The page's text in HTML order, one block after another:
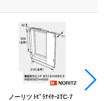
ノーリツ ﾄﾋﾞﾗﾅｲｹｰｽTC-7